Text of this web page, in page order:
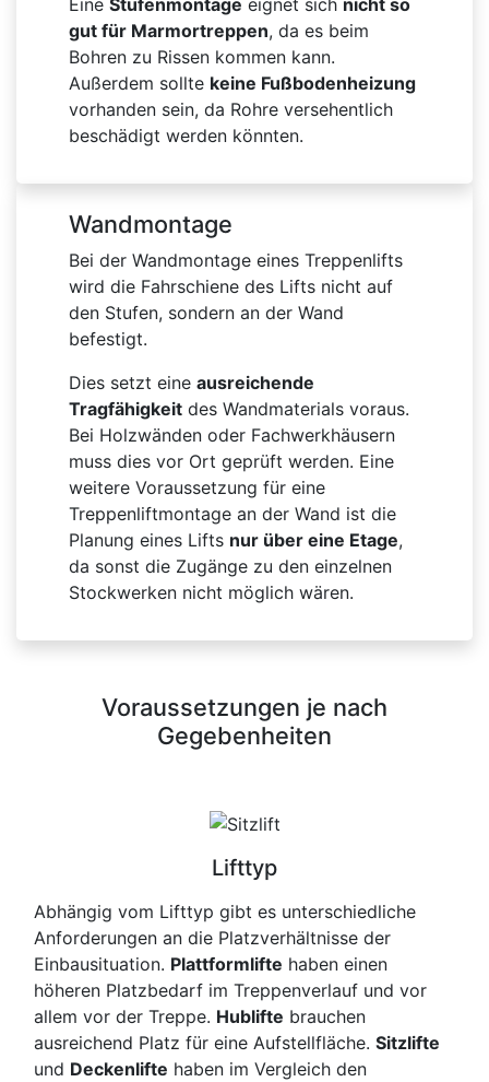
Eine Stufenmontage eignet sich nicht so
gut für Marmortreppen, da es beim
Bohren zu Rissen kommen kann.
Außerdem sollte keine Fußbodenheizung
vorhanden sein, da Rohre versehentlich
beschädigt werden könnten.
Wandmontage
Bei der Wandmontage eines Treppenlifts
wird die Fahrschiene des Lifts nicht auf
den Stufen, sondern an der Wand
befestigt.
Dies setzt eine ausreichende
Tragfähigkeit des Wandmaterials voraus.
Bei Holzwänden oder Fachwerkhäusern
muss dies vor Ort geprüft werden. Eine
weitere Voraussetzung für eine
Treppenliftmontage an der Wand ist die
Planung eines Lifts nur über eine Etage,
da sonst die Zugänge zu den einzelnen
Stockwerken nicht möglich wären.
Voraussetzungen je nach
Gegebenheiten
Lifttyp
Abhängig vom Lifttyp gibt es unterschiedliche
Anforderungen an die Platzverhältnisse der
Einbausituation. Plattformlifte haben einen
höheren Platzbedarf im Treppenverlauf und vor
allem vor der Treppe. Hublifte brauchen
ausreichend Platz für eine Aufstellfläche. Sitzlifte
und Deckenlifte haben im Vergleich den